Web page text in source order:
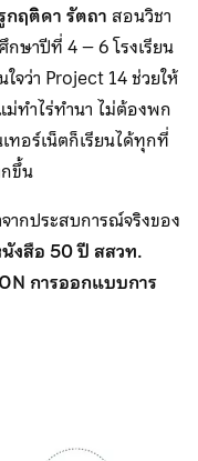
ฤติดา รัตถา สอนวิชา
ษาปีที่ 4 – 6 โรงเรียน
จว่า Project 14 ช่วยให้
ทำไร่ทำนา ไม่ต้องพก
อร์เน็ตก็เรียนได้ทุกที่
ขึ้น
ากประสบการณ์จริงของ
งสือ 50 ปี สสวท.
การออกแบบการ